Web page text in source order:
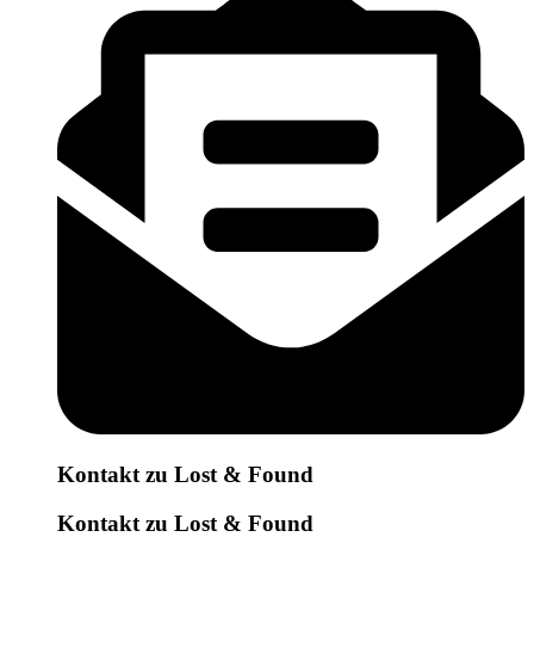
Kontakt zu Lost & Found
Kontakt zu Lost & Found